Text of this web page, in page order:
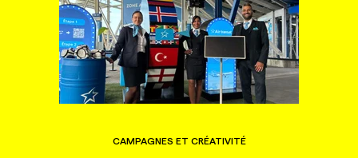
CAMPAGNES ET CRÉATIVITÉ